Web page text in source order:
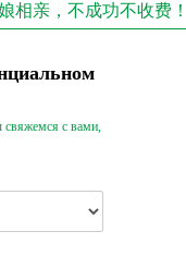
相亲，不成功不收费！
с вами,